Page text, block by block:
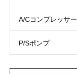
A/Cコンプレッサー
P/Sポンプ